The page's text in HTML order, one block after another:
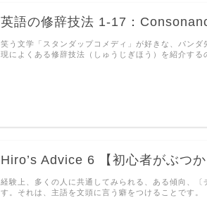
英語の修辞技法 1-17：
笑う文学「スタンダップコメディ」が好きな、パンダ
現によくある修辞技法（しゅうじぎほう）を紹介する
Hiro’s Advice 6 【初心者がぶつか
経験上、多くの人に共通してみられる、ある傾向、〔
す。それは、主語を文頭に言う癖をつけることです